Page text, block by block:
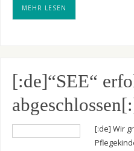
MEHR LESEN
[:de]“SEE“
[:de] Wir